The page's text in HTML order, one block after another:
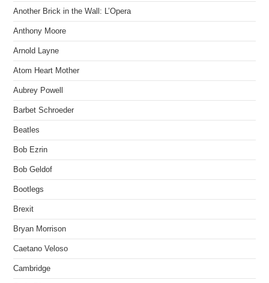
Another Brick in the Wall: L’Opera
Anthony Moore
Arnold Layne
Atom Heart Mother
Aubrey Powell
Barbet Schroeder
Beatles
Bob Ezrin
Bob Geldof
Bootlegs
Brexit
Bryan Morrison
Caetano Veloso
Cambridge